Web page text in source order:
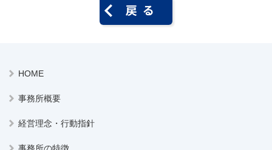
HOME
事務所概要
経営理念・行動指針